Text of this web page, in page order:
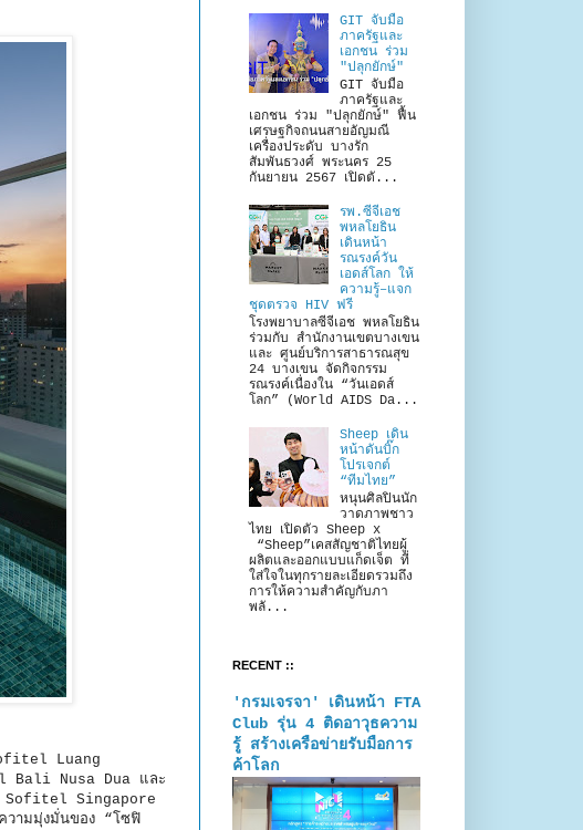
Luang
Bali Nusa Dua และ
Sofitel Singapore
มมุ่งมั่นของ “โซฟิ
GIT จับมือ
ภาครัฐและ
เอกชน ร่วม
"ปลุกยักษ์"
GIT จับมือ
ภาครัฐและ
เอกชน ร่วม "ปลุกยักษ์" ฟื้น
เศรษฐกิจถนนสายอัญมณี
เครื่องประดับ บางรัก
สัมพันธวงศ์ พระนคร 25
กันยายน 2567 เปิดตั...
รพ.ซีจีเอช
พหลโยธิน
เดินหน้า
รณรงค์วัน
เอดส์โลก ให้
ความรู้–แจก
ชุดตรวจ HIV ฟรี
โรงพยาบาลซีจีเอช พหลโยธิน
ร่วมกับ สำนักงานเขตบางเขน
และ ศูนย์บริการสาธารณสุข
24 บางเขน จัดกิจกรรม
รณรงค์เนื่องใน “วันเอดส์
โลก” (World AIDS Da...
Sheep เดิน
หน้าดันบิ๊ก
โปรเจกต์
“ทีมไทย”
หนุนศิลปินนัก
วาดภาพชาว
ไทย เปิดตัว Sheep x
“Sheep”เคสสัญชาติไทยผู้
ผลิตและออกแบบแก็ดเจ็ต ที่
ใส่ใจในทุกรายละเอียดรวมถึง
การให้ความสำคัญกับภา
พลั...
RECENT ::
'กรมเจรจา' เดินหน้า FTA
Club รุ่น 4 ติดอาวุธความ
รู้ สร้างเครือข่ายรับมือการ
ค้าโลก